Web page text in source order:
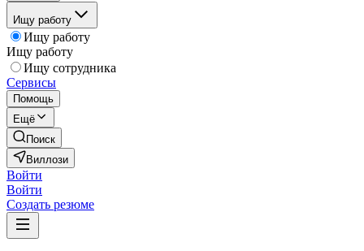
Ищу работу
Ищу работу
Ищу работу
Ищу сотрудника
Сервисы
Помощь
Ещё
Поиск
Виллози
Войти
Войти
Создать резюме